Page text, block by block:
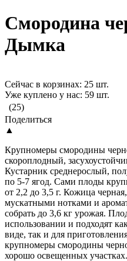
Смородина
Дымка
Сейчас в корзинах: 25 шт.
Уже куплено у нас: 59 шт.
(25)
Поделиться
▲
Крупномеры смородины
скороплодный,
Кустарник среднерослый,
по 5-7 ягод. Сами плоды
от 2,2 до 3,5 г. Кожица
мускатными нотками и
собрать до 3,6 кг урожая.
использовании и подходят
виде, так и для
крупномеры смородины
хорошо освещенных участках.